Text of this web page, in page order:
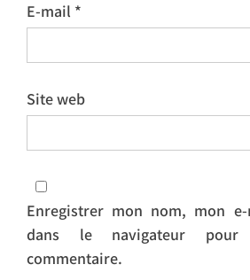
E-mail *
Site web
Enregistrer mon nom, mon
dans le navigateur pour
commentaire.